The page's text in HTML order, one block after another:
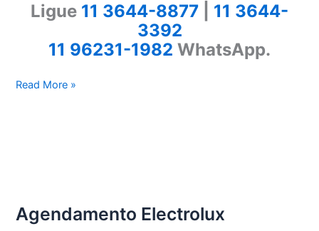
Ligue 11 3644-8877
11 3644-
3392
11 96231-1982 WhatsApp.
Electrolux
Read More »
Agendamento Electrolux